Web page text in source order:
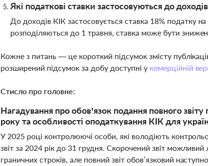
Які податкові ставки застосовуються до
До доходів КІК застосовується ставка 18% податку
розподіляються до 1 травня, ставка може бути
Кожне з питань — це короткий підсумок змісту
розширений підсумок за добу доступні у комерційній
Стисло про головне:
Нагадування про обов’язок подання повного
року та особливості оподаткування КІК для
У 2025 році контролюючі особи, які володіють
звіт за 2024 рік до 31 грудня. Скорочений звіт
граничних строків, але повний звіт обов’язковий